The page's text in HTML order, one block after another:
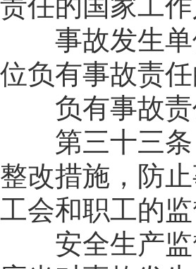
事故发生单
位负有事故责
负有事故责
第三十三条
整改措施，防
工会和职工的监
安全生产监